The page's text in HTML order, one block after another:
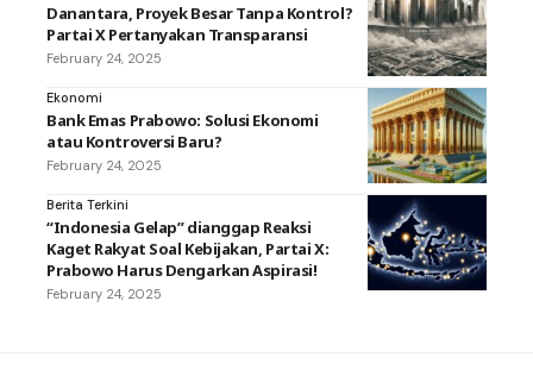
Danantara, Proyek Besar Tanpa Kontrol?
Partai X Pertanyakan Transparansi
February 24, 2025
Ekonomi
Bank Emas Prabowo: Solusi Ekonomi
atau Kontroversi Baru?
February 24, 2025
Berita Terkini
“Indonesia Gelap” dianggap Reaksi
Kaget Rakyat Soal Kebijakan, Partai X:
Prabowo Harus Dengarkan Aspirasi!
February 24, 2025